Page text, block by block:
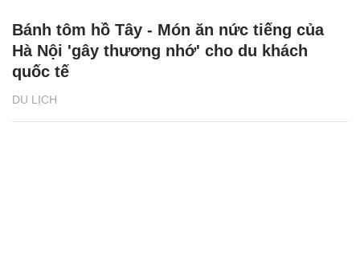
DU LỊCH
Bánh tôm hồ Tây - Món ăn nức tiếng của
Hà Nội 'gây thương nhớ' cho du khách
quốc tế